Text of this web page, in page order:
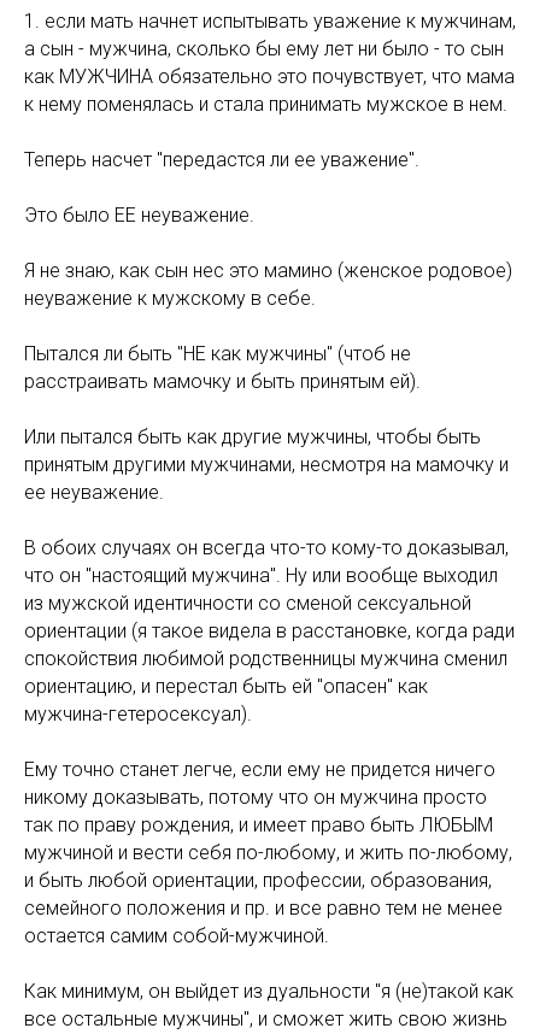
1. если мать начнет испытывать уважение к мужчинам,
а сын - мужчина, сколько бы ему лет ни было - то сын
как МУЖЧИНА обязательно это почувствует, что мама
к нему поменялась и стала принимать мужское в нем.
Теперь насчет "передастся ли ее уважение".
Это было ЕЕ неуважение.
Я не знаю, как сын нес это мамино (женское родовое)
неуважение к мужскому в себе.
Пытался ли быть "НЕ как мужчины" (чтоб не
расстраивать мамочку и быть принятым ей).
Или пытался быть как другие мужчины, чтобы быть
принятым другими мужчинами, несмотря на мамочку и
ее неуважение.
В обоих случаях он всегда что-то кому-то доказывал,
что он "настоящий мужчина". Ну или вообще выходил
из мужской идентичности со сменой сексуальной
ориентации (я такое видела в расстановке, когда ради
спокойствия любимой родственницы мужчина сменил
ориентацию, и перестал быть ей "опасен" как
мужчина-гетеросексуал).
Ему точно станет легче, если ему не придется ничего
никому доказывать, потому что он мужчина просто
так по праву рождения, и имеет право быть ЛЮБЫМ
мужчиной и вести себя по-любому, и жить по-любому,
и быть любой ориентации, профессии, образования,
семейного положения и пр. и все равно тем не менее
остается самим собой-мужчиной.
Как минимум, он выйдет из дуальности "я (не)такой как
все остальные мужчины", и сможет жить свою жизнь